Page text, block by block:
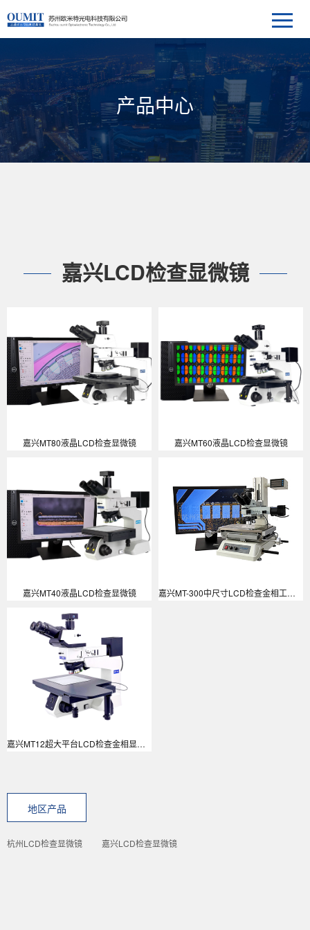
产品中心
嘉兴LCD检查显微镜
嘉兴MT80液晶LCD检查显微镜 嘉兴MT60液晶LCD检查显微镜
嘉兴MT40液晶LCD检查显微镜 嘉兴MT-300中尺寸LCD检查金相工具显微镜
嘉兴MT12超大平台LCD检查金相显微镜
地区产品
杭州LCD检查显微镜 嘉兴LCD检查显微镜